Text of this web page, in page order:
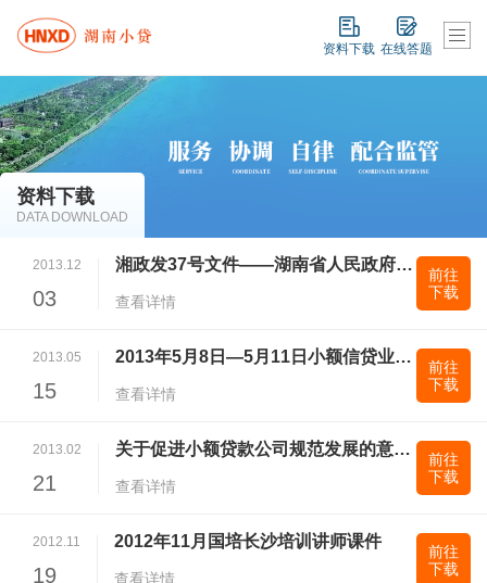
资料下载 在线答题
资料下载
DATA DOWNLOAD
2013.12
03
湘政发37号文件——湖南省人民政府关于金融支持经济结构调整和转型升级的实施意见
查看详情
前往
下载
2013.05
15
2013年5月8日—5月11日小额信贷业务专题培训讲座课件
查看详情
前往
下载
2013.02
21
关于促进小额贷款公司规范发展的意见》湘政发[2013]7号
查看详情
前往
下载
2012.11
19
2012年11月国培长沙培训讲师课件
查看详情
前往
下载